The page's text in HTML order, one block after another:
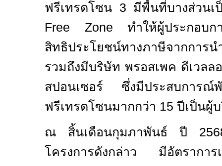
ฟรีเทรดโซน 3 มีพื้นที่บางส่วนเ
Free Zone ทำให้ผู้ประกอบก
สิทธิประโยชน์ทางภาษีจากการน
รวมถึงมีบริษัท พรอสเพค ดีเวลล
สปอนเซอร์ ซึ่งมีประสบการณ์พั
ฟรีเทรดโซนมากกว่า 15 ปีเป็นผู้
ณ สิ้นเดือนกุมภาพันธ์ ปี
โครงการดังกล่าว มีอัตราการ